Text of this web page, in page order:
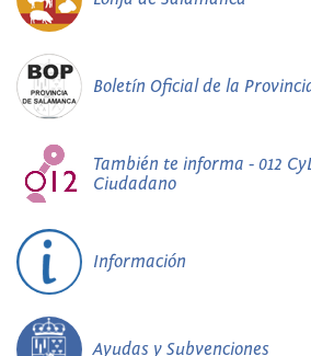
Boletín Oficial de la
También te informa - 012
Ciudadano
Información
Ayudas y Subvenciones